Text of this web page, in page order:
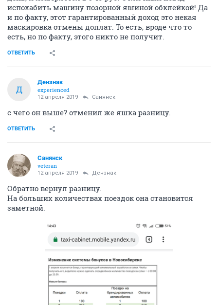
испохабить машину позорной яшиной обклейкой! Да
и по факту, этот гарантированный доход это некая
маскировка отмены доплат. То есть, вроде что то
есть, но по факту, этого никто не получит.
ОТВЕТИТЬ
Д
Дензнак
experienced
12 апреля 2019 Санянск
с чего он выше? отменил же яшка разницу.
ОТВЕТИТЬ
Санянск
veteran
12 апреля 2019 Дензнак
Обратно вернул разницу.
На больших количествах поездок она становится
заметной.